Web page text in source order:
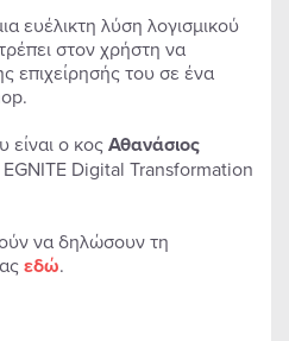
ευέλικτη λύση λογισμικού
στον χρήστη να
επιχείρησής του σε ένα
είναι ο κοςΑθανάσιος
EGNITE Digital Transformation
να δηλώσουν τη
εδώ.